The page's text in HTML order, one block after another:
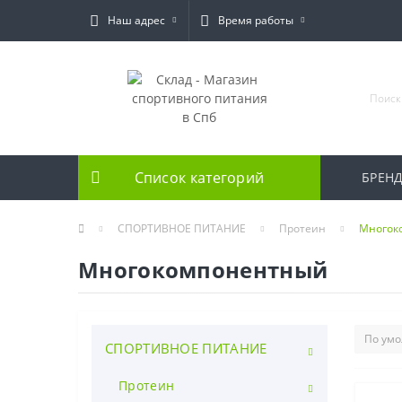
Наш адрес Время работы
Список категорий
СПОРТИВНОЕ ПИТАНИЕ Протеин
Многокомпонентный
СПОРТИВНОЕ ПИТАНИЕ
Протеин